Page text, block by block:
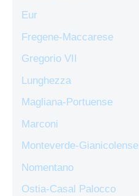
Eur
Fregene-Maccarese
Gregorio VII
Lunghezza
Magliana-Portuense
Marconi
Monteverde-Gianicolense
Nomentano
Ostia-Casal Palocco